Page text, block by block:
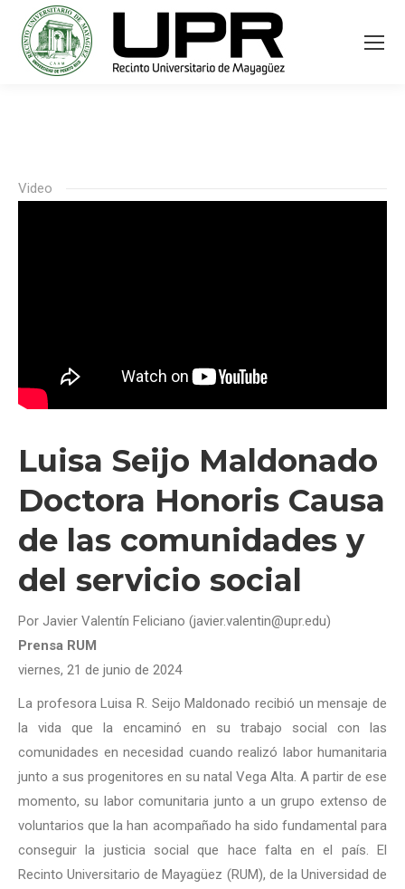
Video
Luisa Seijo Maldonado
Doctora Honoris Causa
de las comunidades y
del servicio social
Por Javier Valentín Feliciano (javier.valentin@upr.edu)
Prensa RUM
viernes, 21 de junio de 2024
La profesora Luisa R. Seijo Maldonado recibió un mensaje de
la vida que la encaminó en su trabajo social con las
comunidades en necesidad cuando realizó labor humanitaria
junto a sus progenitores en su natal Vega Alta. A partir de ese
momento, su labor comunitaria junto a un grupo extenso de
voluntarios que la han acompañado ha sido fundamental para
conseguir la justicia social que hace falta en el país. El
Recinto Universitario de Mayagüez (RUM), de la Universidad de